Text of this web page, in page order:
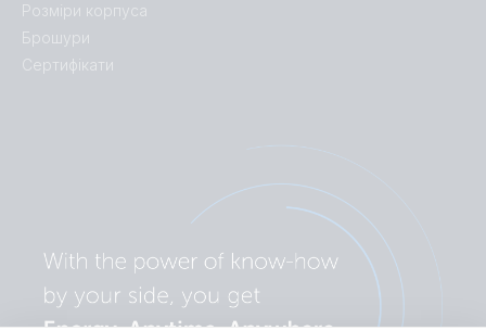
Розміри корпуса
Брошури
Сертифікати